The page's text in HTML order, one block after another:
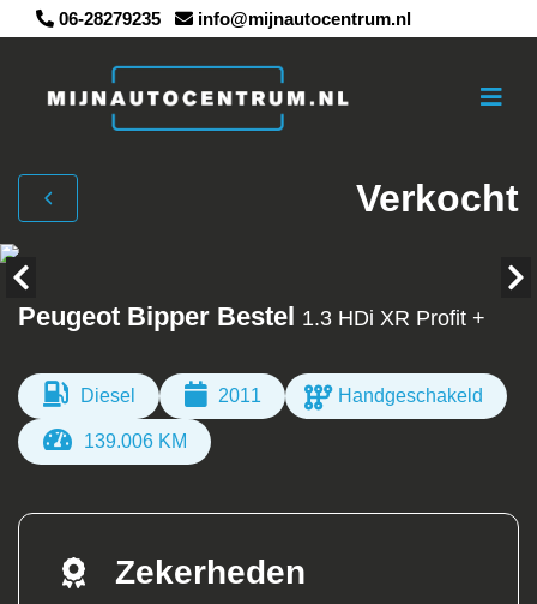
06-28279235 info@mijnautocentrum.nl
Verkocht
Peugeot Bipper Bestel 1.3 HDi XR Profit +
Diesel 2011 Handgeschakeld
139.006 KM
Zekerheden